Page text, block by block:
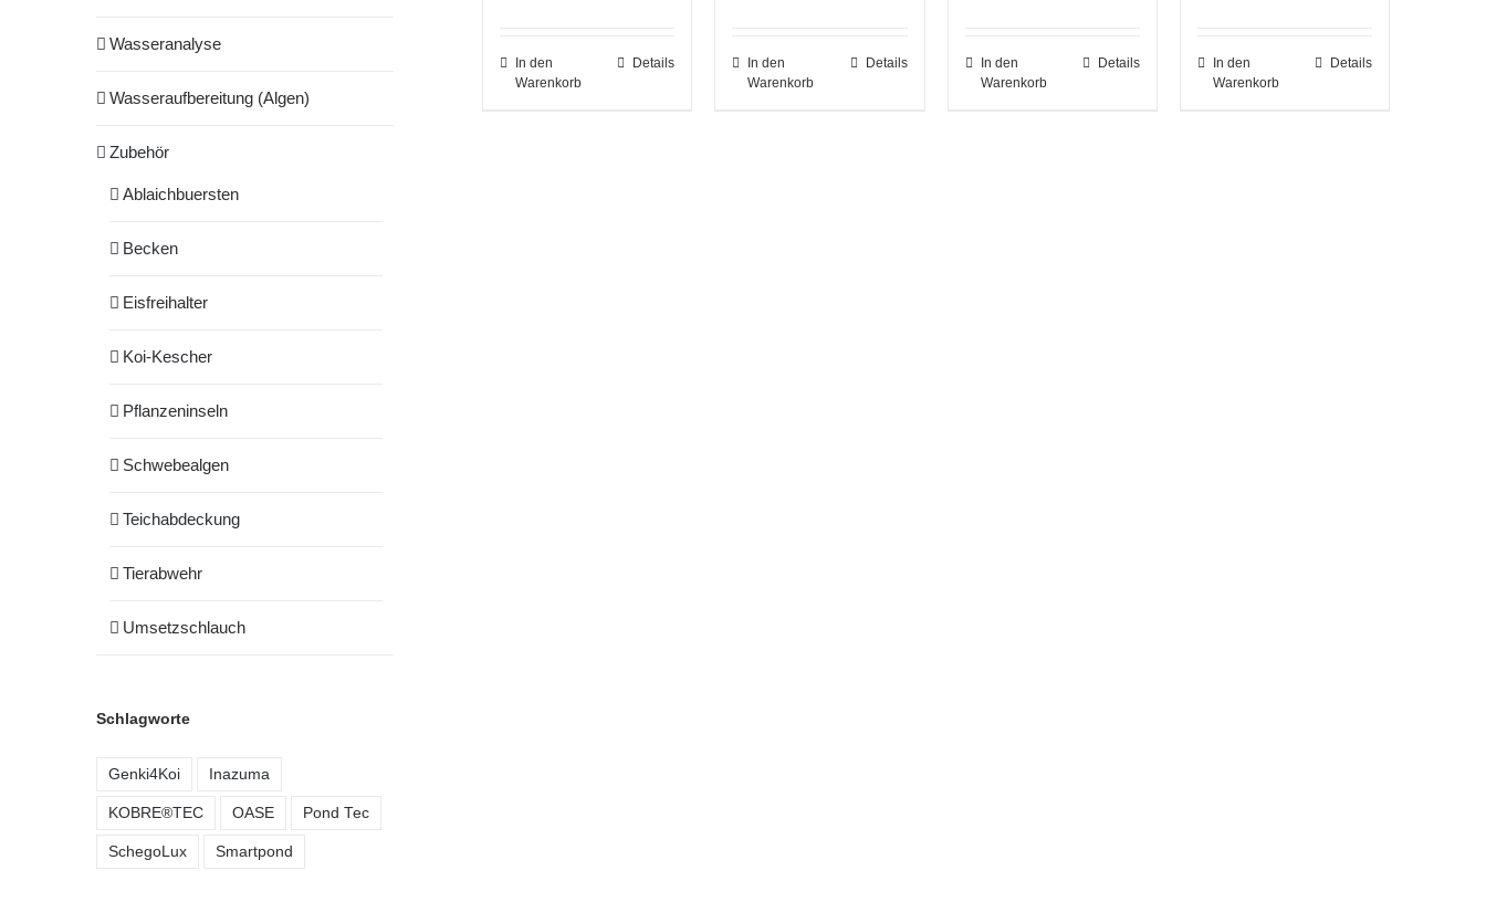
In den
Warenkorb
Details
In den
Warenkorb
Details
In den
Warenkorb
Details
In den
Warenkorb
Details
Wasseranalyse
Wasseraufbereitung (Algen)
Zubehör
Ablaichbuersten
Becken
Eisfreihalter
Koi-Kescher
Pflanzeninseln
Schwebealgen
Teichabdeckung
Tierabwehr
Umsetzschlauch
Schlagworte
Genki4Koi Inazuma
KOBRE®TEC OASE Pond Tec
SchegoLux Smartpond